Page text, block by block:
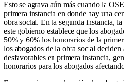
Esto se agrava aún más cuando la
primera instancia en donde hay una
obra social. En la segunda instancia,
este gobierno establece que los
50% y 60% los honorarios de la
los abogados de la obra social deciden
desfavorables en primera instancia,
honorarios para los abogados